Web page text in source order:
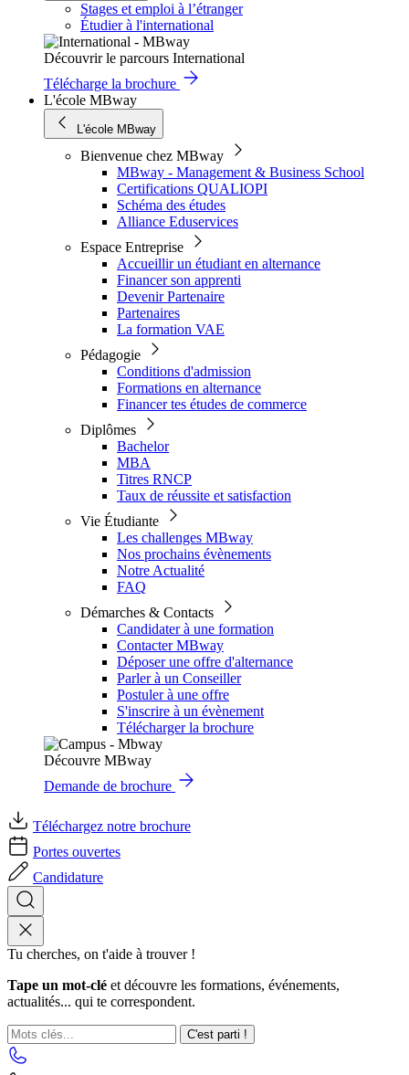
Stages et emploi à l’étranger
Étudier à l'international
Découvrir le parcours International
Télécharge la brochure
L'école MBway
L'école MBway
Bienvenue chez MBway
MBway - Management & Business School
Certifications QUALIOPI
Schéma des études
Alliance Eduservices
Espace Entreprise
Accueillir un étudiant en alternance
Financer son apprenti
Devenir Partenaire
Partenaires
La formation VAE
Pédagogie
Conditions d'admission
Formations en alternance
Financer tes études de commerce
Diplômes
Bachelor
MBA
Titres RNCP
Taux de réussite et satisfaction
Vie Étudiante
Les challenges MBway
Nos prochains évènements
Notre Actualité
FAQ
Démarches & Contacts
Candidater à une formation
Contacter MBway
Déposer une offre d'alternance
Parler à un Conseiller
Postuler à une offre
S'inscrire à un évènement
Télécharger la brochure
Découvre MBway
Demande de brochure
Téléchargez notre brochure
Portes ouvertes
Candidature
Tu cherches, on t'aide à trouver !
Tape un mot-clé et découvre les formations, événements,
actualités... qui te correspondent.
C'est parti !